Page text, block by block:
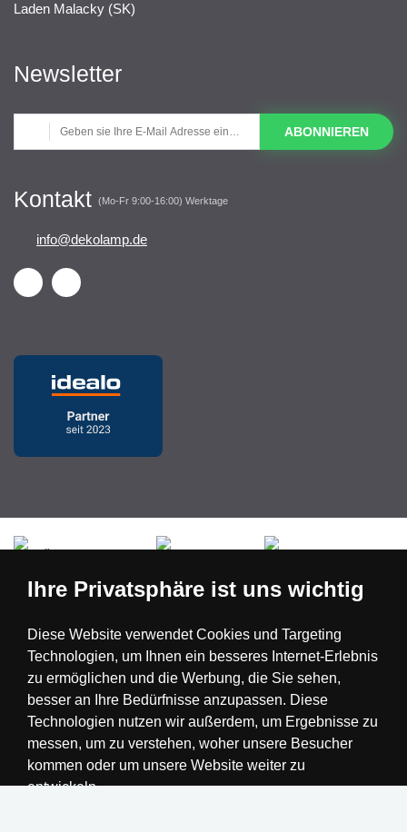
Laden Malacky (SK)
Newsletter
ABONNIEREN
Kontakt (Mo-Fr 9:00-16:00) Werktage
info@dekolamp.de
Nederland
Ihre Privatsphäre ist uns wichtig
Diese Website verwendet Cookies und Targeting
Technologien, um Ihnen ein besseres Internet-Erlebnis
zu ermöglichen und die Werbung, die Sie sehen,
besser an Ihre Bedürfnisse anzupassen. Diese
Technologien nutzen wir außerdem, um Ergebnisse zu
messen, um zu verstehen, woher unsere Besucher
kommen oder um unsere Website weiter zu
entwickeln.